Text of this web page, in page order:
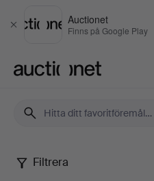
Stäng
Auctionet
Finns på Google Play
AllaFiltrera